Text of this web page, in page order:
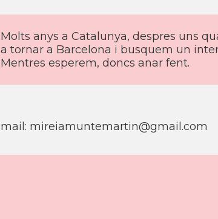
Molts anys a Catalunya, despres uns
a tornar a Barcelona i busquem un
Mentres esperem, doncs anar fent.
mail: mireiamuntemartin@gmail.com